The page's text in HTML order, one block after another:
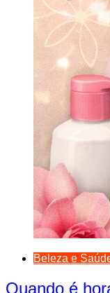
Beleza e
Quando é